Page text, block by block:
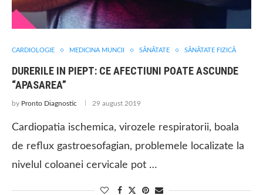
CARDIOLOGIE MEDICINA MUNCII SĂNĂTATE SĂNĂTATE FIZICĂ
DURERILE IN PIEPT: CE AFECTIUNI POATE ASCUNDE
“APASAREA”
by Pronto Diagnostic 29 august 2019
Cardiopatia ischemica, virozele respiratorii, boala
de reflux gastroesofagian, problemele localizate la
nivelul coloanei cervicale pot …